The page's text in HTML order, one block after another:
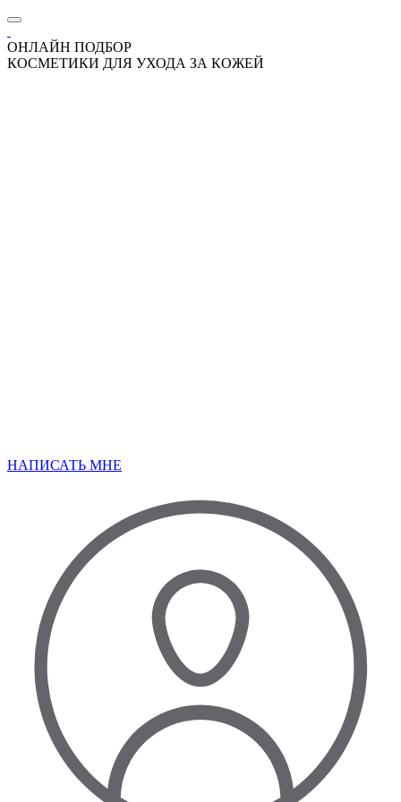
ОНЛАЙН ПОДБОР
КОСМЕТИКИ ДЛЯ УХОДА ЗА КОЖЕЙ
НАПИСАТЬ МНЕ